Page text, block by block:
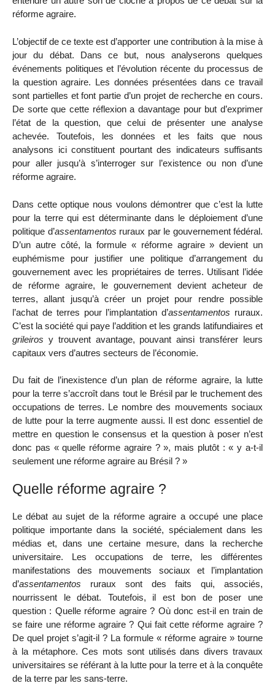
réforme agraire.
L’objectif de ce texte est d’apporter une contribution à la mise à
jour du débat. Dans ce but, nous analyserons quelques
événements politiques et l’évolution récente du processus de
la question agraire. Les données présentées dans ce travail
sont partielles et font partie d’un projet de recherche en cours.
De sorte que cette réflexion a davantage pour but d’exprimer
l’état de la question, que celui de présenter une analyse
achevée. Toutefois, les données et les faits que nous
analysons ici constituent pourtant des indicateurs suffisants
pour aller jusqu’à s’interroger sur l’existence ou non d’une
réforme agraire.
Dans cette optique nous voulons démontrer que c’est la lutte
pour la terre qui est déterminante dans le déploiement d’une
politique d’assentamentos ruraux par le gouvernement fédéral.
D’un autre côté, la formule « réforme agraire » devient un
euphémisme pour justifier une politique d’arrangement du
gouvernement avec les propriétaires de terres. Utilisant l’idée
de réforme agraire, le gouvernement devient acheteur de
terres, allant jusqu’à créer un projet pour rendre possible
l’achat de terres pour l’implantation d’assentamentos ruraux.
C’est la société qui paye l’addition et les grands latifundiaires et
grileiros y trouvent avantage, pouvant ainsi transférer leurs
capitaux vers d’autres secteurs de l’économie.
Du fait de l’inexistence d’un plan de réforme agraire, la lutte
pour la terre s’accroît dans tout le Brésil par le truchement des
occupations de terres. Le nombre des mouvements sociaux
de lutte pour la terre augmente aussi. Il est donc essentiel de
mettre en question le consensus et la question à poser n’est
donc pas « quelle réforme agraire ? », mais plutôt : « y a-t-il
seulement une réforme agraire au Brésil ? »
Quelle réforme agraire ?
Le débat au sujet de la réforme agraire a occupé une place
politique importante dans la société, spécialement dans les
médias et, dans une certaine mesure, dans la recherche
universitaire. Les occupations de terre, les différentes
manifestations des mouvements sociaux et l’implantation
d’assentamentos ruraux sont des faits qui, associés,
nourrissent le débat. Toutefois, il est bon de poser une
question : Quelle réforme agraire ? Où donc est-il en train de
se faire une réforme agraire ? Qui fait cette réforme agraire ?
De quel projet s’agit-il ? La formule « réforme agraire » tourne
à la métaphore. Ces mots sont utilisés dans divers travaux
universitaires se référant à la lutte pour la terre et à la conquête
de la terre par les sans-terre.